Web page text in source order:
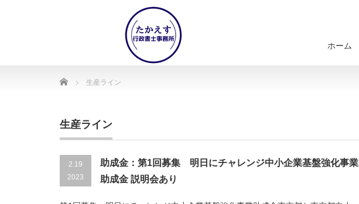
ホーム
Home 生産ライン
生産ライン
2.19
2023
助成金：第1回募集 明日にチャレンジ中小企業基盤強化事業
助成金 説明会あり